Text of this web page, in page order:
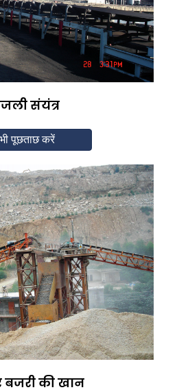
संयंत्र
पूछताछ करें
की खान